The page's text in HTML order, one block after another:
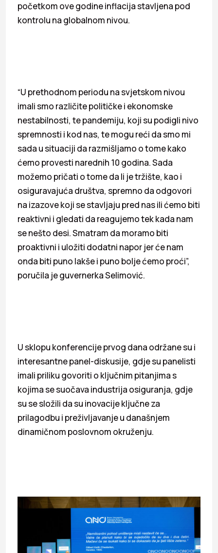
početkom ove godine inflacija stavljena pod
kontrolu na globalnom nivou.
“U prethodnom periodu na svjetskom nivou
imali smo različite političke i ekonomske
nestabilnosti, te pandemiju, koji su podigli nivo
spremnosti i kod nas, te mogu reći da smo mi
sada u situaciji da razmišljamo o tome kako
ćemo provesti narednih 10 godina. Sada
možemo pričati o tome da li je tržište, kao i
osiguravajuća društva, spremno da odgovori
na izazove koji se stavljaju pred nas ili ćemo biti
reaktivni i gledati da reagujemo tek kada nam
se nešto desi. Smatram da moramo biti
proaktivni i uložiti dodatni napor jer će nam
onda biti puno lakše i puno bolje ćemo proći”,
poručila je guvernerka Selimović.
U sklopu konferencije prvog dana održane su i
interesantne panel-diskusije, gdje su panelisti
imali priliku govoriti o ključnim pitanjima s
kojima se suočava industrija osiguranja, gdje
su se složili da su inovacije ključne za
prilagodbu i preživljavanje u današnjem
dinamičnom poslovnom okruženju.